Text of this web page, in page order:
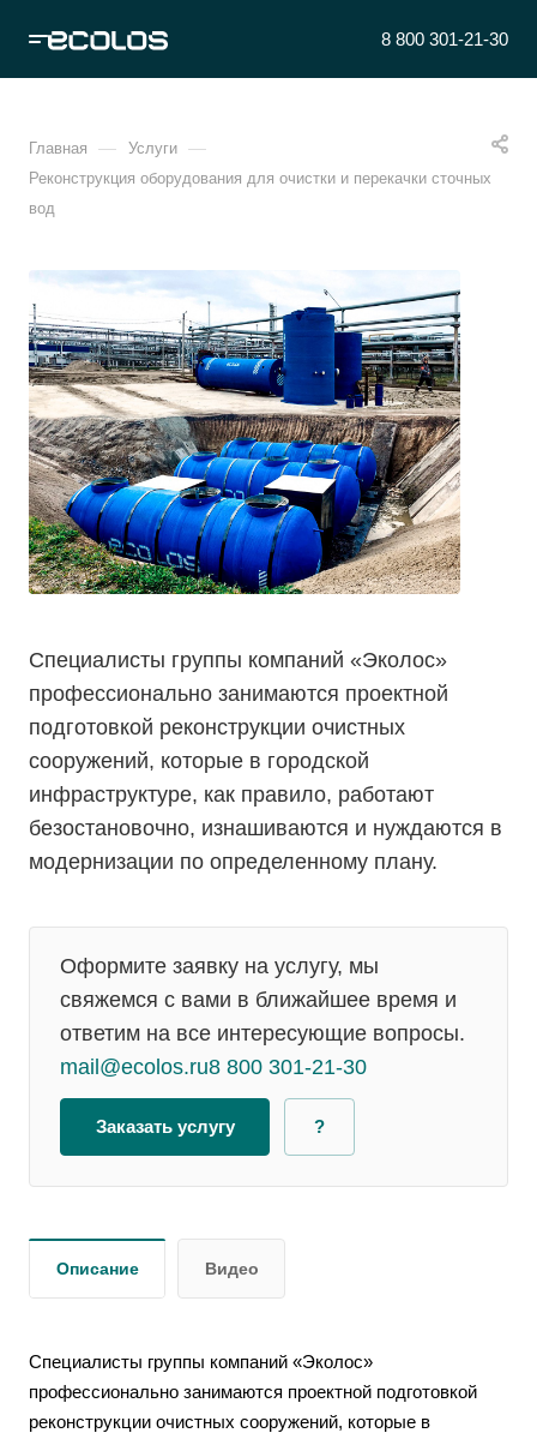
8 800 301-21-30
Главная — Услуги —
Реконструкция оборудования для очистки и перекачки сточных
вод
Специалисты группы компаний «Эколос»
профессионально занимаются проектной
подготовкой реконструкции очистных
сооружений, которые в городской
инфраструктуре, как правило, работают
безостановочно, изнашиваются и нуждаются в
модернизации по определенному плану.
Оформите заявку на услугу, мы
свяжемся с вами в ближайшее время и
ответим на все интересующие вопросы.
mail@ecolos.ru8 800 301-21-30
Заказать услугу ?
Описание Видео
Специалисты группы компаний «Эколос»
профессионально занимаются проектной подготовкой
реконструкции очистных сооружений, которые в